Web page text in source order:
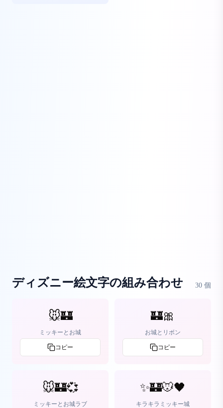
ディズニー絵文字の組み合わせ 30 個
🐭🏰
ミッキーとお城
コピー
🏰🎀
お城とリボン
コピー
🐭🏰💞
ミッキーとお城ラブ
✨🏰🐭🖤
キラキラミッキー城